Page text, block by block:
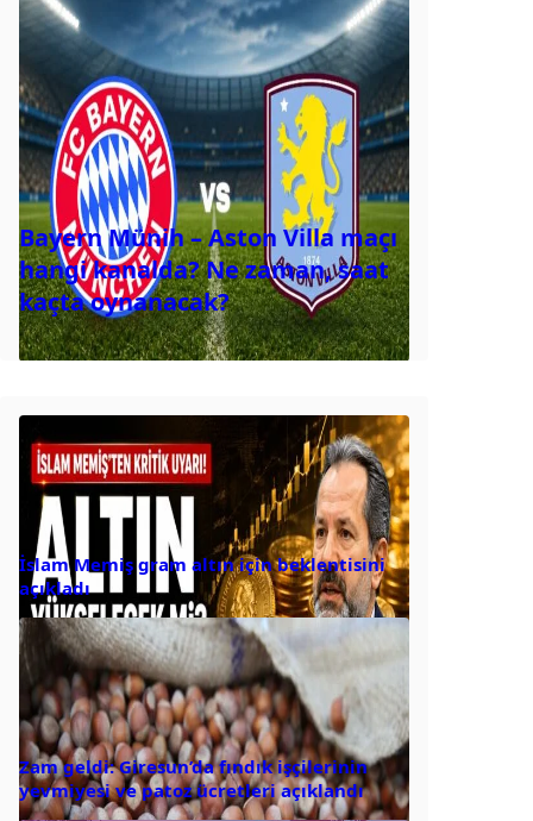
Bayern Münih – Aston Villa maçı
hangi kanalda? Ne zaman, saat
kaçta oynanacak?
İslam Memiş gram altın için beklentisini
açıkladı
Zam geldi: Giresun’da fındık işçilerinin
yevmiyesi ve patoz ücretleri açıklandı